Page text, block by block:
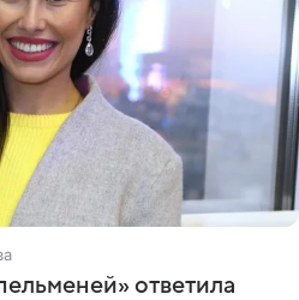
ответила